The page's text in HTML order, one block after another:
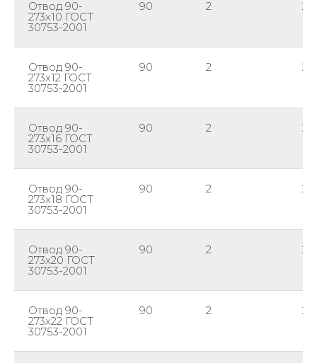
Отвод 90-
273х10 ГОСТ
30753-2001
90 2
Отвод 90-
273х12 ГОСТ
30753-2001
90 2
Отвод 90-
273х16 ГОСТ
30753-2001
90 2
Отвод 90-
273х18 ГОСТ
30753-2001
90 2
Отвод 90-
273х20 ГОСТ
30753-2001
90 2
Отвод 90-
273х22 ГОСТ
30753-2001
90 2